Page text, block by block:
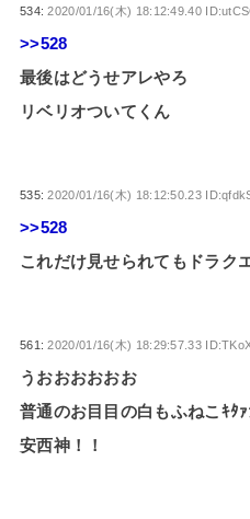
534:2020/01/16(木) 18:12:49.40
>>528
最後はどうせアレやろ
リベリオついてくん
535:2020/01/16(木) 18:12:50.23
>>528
これだけ見せられてもドラク
561:2020/01/16(木) 18:29:57.33
うおおおおおお
普通のお目目の白もふねこｷﾀ
安西神！！